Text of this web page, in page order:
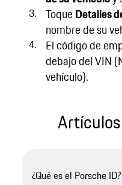
Toque Detalles
nombre de su
El código de
debajo del VIN
vehículo).
¿Qué es el Porsche ID?